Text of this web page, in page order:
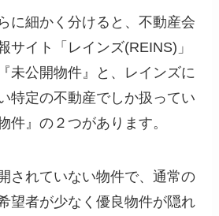
に細かく分けると、不動産会
サイト「レインズ(REINS)」
未公開物件』と、レインズに
特定の不動産でしか扱ってい
件』の２つがあります。
されていない物件で、通常の
望者が少なく優良物件が隠れ